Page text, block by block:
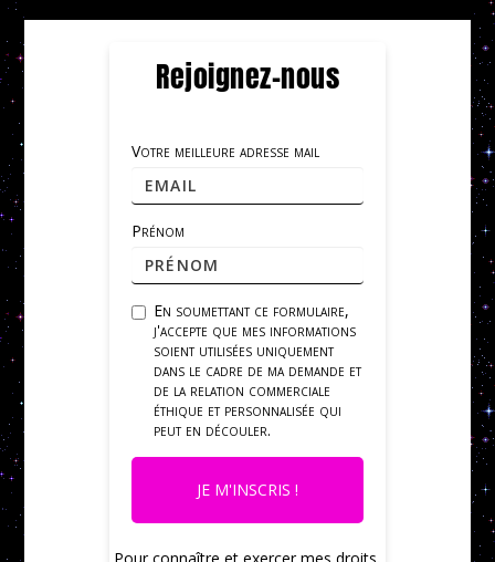
Rejoignez-nous
Votre meilleure adresse mail
Prénom
En soumettant ce formulaire,
j'accepte que mes informations
soient utilisées uniquement
dans le cadre de ma demande et
de la relation commerciale
éthique et personnalisée qui
peut en découler.
JE M'INSCRIS !